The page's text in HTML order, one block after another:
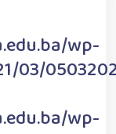
wp-
03/
wp-